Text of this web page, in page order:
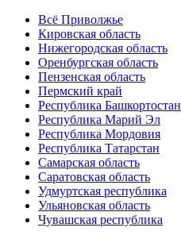
Всё Приволжье
Кировская область
Нижегородская область
Оренбургская область
Пензенская область
Пермский край
Республика Башкортостан
Республика Марий Эл
Республика Мордовия
Республика Татарстан
Самарская область
Саратовская область
Удмуртская республика
Ульяновская область
Чувашская республика